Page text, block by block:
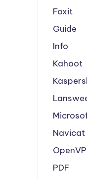
Foxit
Guide
Info
Kahoot
Navicat
PDF